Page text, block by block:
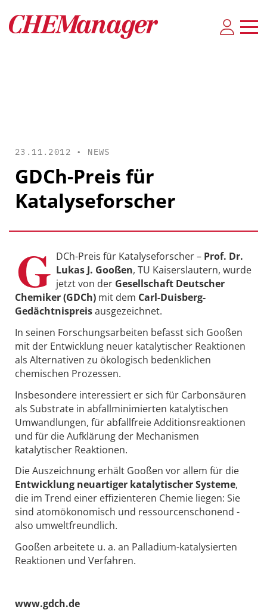
23.11.2012 • NEWS
GDCh-Preis für
Katalyseforscher
G DCh-Preis für Katalyseforscher – Prof. Dr.
Lukas J. Gooßen, TU Kaiserslautern, wurde
jetzt von der Gesellschaft Deutscher
Chemiker (GDCh) mit dem Carl-Duisberg-
Gedächtnispreisausgezeichnet.
In seinen Forschungsarbeiten befasst sich Gooßen
mit der Entwicklung neuer katalytischer Reaktionen
als Alternativen zu ökologisch bedenklichen
chemischen Prozessen.
Insbesondere interessiert er sich für Carbonsäuren
als Substrate in abfallminimierten katalytischen
Umwandlungen, für abfallfreie Additionsreaktionen
und für die Aufklärung der Mechanismen
katalytischer Reaktionen.
Die Auszeichnung erhält Gooßen vor allem für die
Entwicklung neuartiger katalytischer Systeme,
die im Trend einer effizienteren Chemie liegen: Sie
sind atomökonomisch und ressourcenschonend -
also umweltfreundlich.
Gooßen arbeitete u. a. an Palladium-katalysierten
Reaktionen und Verfahren.
www.gdch.de